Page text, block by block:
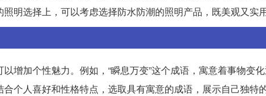
明选择上，可以考虑选择防水防潮的照明产品，既美观又实
增加个性魅力。例如，“瞬息万变”这个成语，寓意着事物变
个人喜好和性格特点，选取具有寓意的成语，展示自己独特